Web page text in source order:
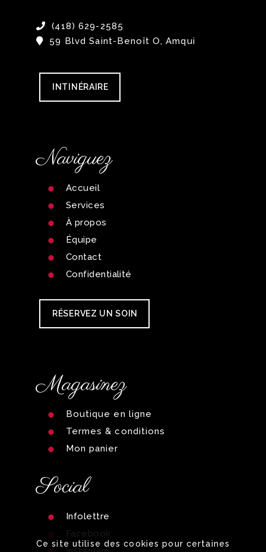
Ce site utilise des cookies pour certaines
(418) 629-2585
59 Blvd Saint-Benoît O, Amqui
INTINÉRAIRE
Naviguez
Accueil
Services
À propos
Équipe
Contact
Confidentialité
RÉSERVEZ UN SOIN
Magasinez
Boutique en ligne
Termes & conditions
Mon panier
Social
Infolettre
Facebook